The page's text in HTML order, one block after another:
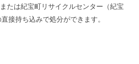
たは紀宝町リサイクルセンター（紀宝
接持ち込みで処分ができます。